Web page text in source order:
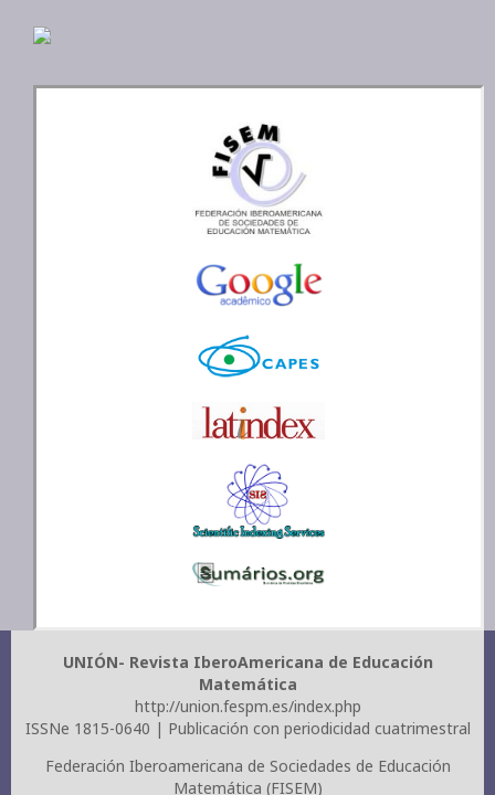
UNIÓN- Revista IberoAmericana de Educación
Matemática
http://union.fespm.es/index.php
ISSNe 1815-0640 | Publicación con periodicidad cuatrimestral
Federación Iberoamericana de Sociedades de Educación
Matemática (FISEM)